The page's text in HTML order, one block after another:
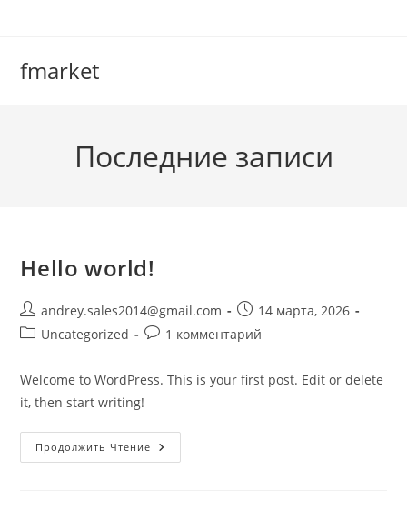
fmarket
Последние записи
Hello world!
Автор
записи:
andrey.sales2014@gmail.com
Запись
опубликована:
14 марта, 2026
Рубрика
Uncategorized
Комментарии
записи:
1 комментарий
Welcome to WordPress. This is your first post. Edit or delete
it, then start writing!
Продолжить Чтение Hello
World!